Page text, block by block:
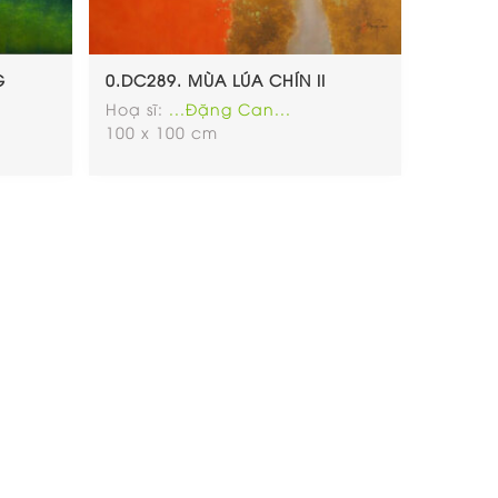
0.DC289. MÙA LÚA CHÍN II
Hoạ sĩ: ...Đặng Can...
100 x 100 cm